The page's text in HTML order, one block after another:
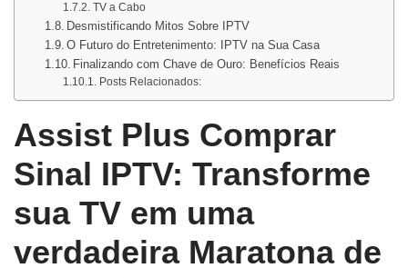
TV a Cabo
Desmistificando Mitos Sobre IPTV
O Futuro do Entretenimento: IPTV na Sua Casa
Finalizando com Chave de Ouro: Benefícios Reais
Posts Relacionados:
Assist Plus Comprar
Sinal IPTV: Transforme
sua TV em uma
verdadeira Maratona de